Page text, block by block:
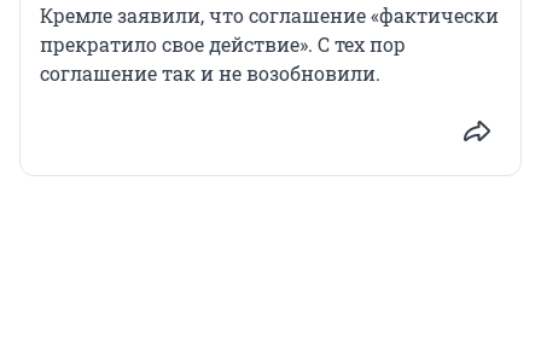
Кремле заявили, что соглашение «фактически
прекратило свое действие». С тех пор
соглашение так и не возобновили.